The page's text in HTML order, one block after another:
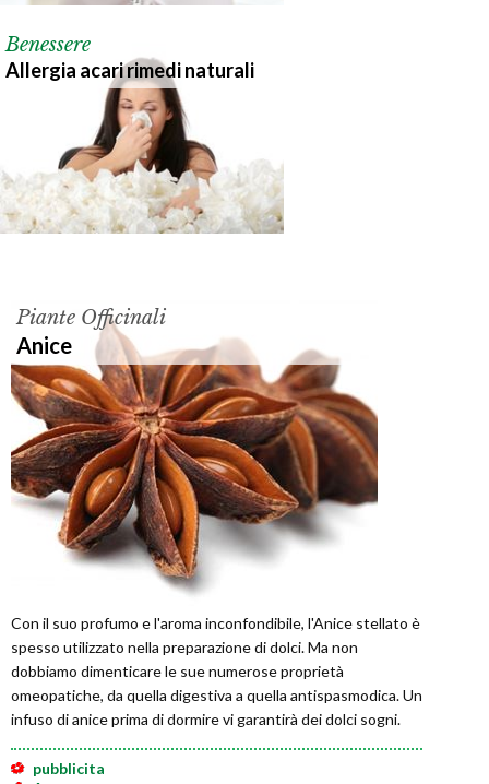
Benessere
Allergia acari rimedi naturali
Piante Officinali
Anice
Con il suo profumo e l'aroma inconfondibile, l'Anice stellato è
spesso utilizzato nella preparazione di dolci. Ma non
dobbiamo dimenticare le sue numerose proprietà
omeopatiche, da quella digestiva a quella antispasmodica. Un
infuso di anice prima di dormire vi garantirà dei dolci sogni.
pubblicita